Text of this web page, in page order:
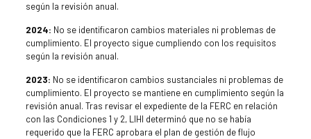
según la revisión anual.
2024: No se identificaron cambios materiales ni problemas de
cumplimiento. El proyecto sigue cumpliendo con los requisitos
según la revisión anual.
2023: No se identificaron cambios sustanciales ni problemas de
cumplimiento. El proyecto se mantiene en cumplimiento según la
revisión anual. Tras revisar el expediente de la FERC en relación
con las Condiciones 1 y 2, LIHI determinó que no se había
requerido que la FERC aprobara el plan de gestión de flujo